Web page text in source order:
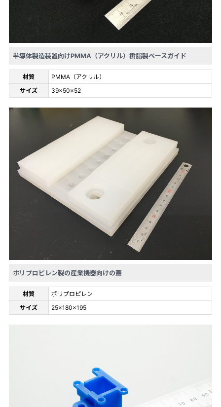
半導体製造装置向けPMMA（アクリル）樹脂製ベースガイド
材質
PMMA（アクリル）
サイズ
39×50×52
ポリプロピレン製の産業機器向けの蓋
材質
ポリプロピレン
サイズ
25×180×195